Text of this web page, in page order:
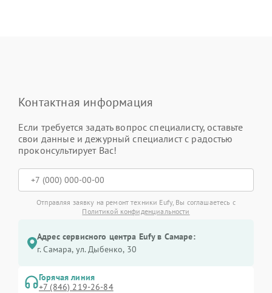
Контактная информация
Если требуется задать вопрос специалисту, оставьте
свои данные и дежурный специалист с радостью
проконсультирует Вас!
Отправляя заявку на ремонт техники Eufy, Вы соглашаетесь с
Политикой конфиденциальности
Адрес сервисного центра Eufy в Самаре:
г. Самара, ул. Дыбенко, 30
Горячая линия
+7 (846) 219-26-84